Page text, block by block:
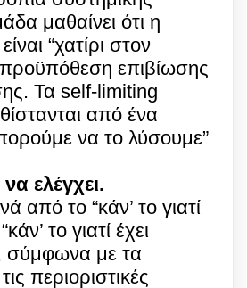
μαθαίνει ότι η
“χατίρι στον
προϋπόθεση επιβίωσης
Τα self-limiting
από ένα
να το λύσουμε”
ελέγχει.
από το “κάν’ το γιατί
το γιατί έχει
σύμφωνα με τα
περιοριστικές